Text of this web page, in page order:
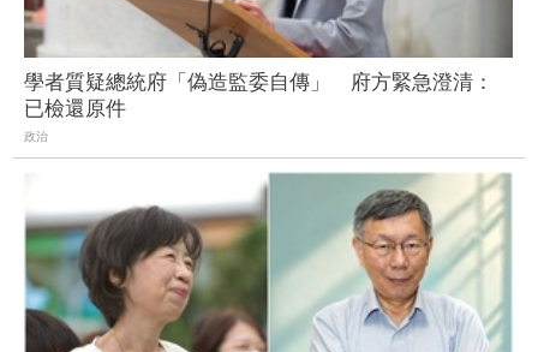
學者質疑總統府「偽造監委自傳」 府方緊急澄清：
已檢還原件
政治